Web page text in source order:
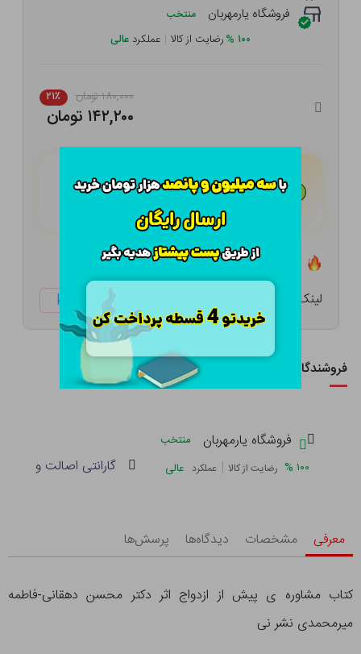
فروشگاه یارمهربان منتخب
۱۰۰ %رضایت از کالا | عملکرد عالی
۱۸۰,۰۰۰ تومان ۲۱٪
۱۴۲,۲۰۰ تومان
هـر قسط با تــرب‌پــی:۳۵,۵۵۰
تومان
لینک کوتاه: ketabtala.com/sbp-41527
فروشندگان این کالا
فروشگاه یارمهربان
منتخب
۱۰۰ % رضایت از کالا | عملکرد عالی گارانتی اصالت و
معرفی مشخصات دیدگاه‌ها پرسش‌ها
کتاب مشاوره ی پیش از ازدواج اثر دکتر محسن دهقانی-فاطمه
میرمحمدی نشر نی